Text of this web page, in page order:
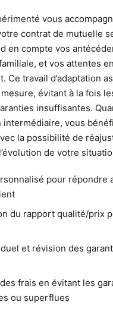
vous
contrat de mutuelle
en compte vos
et vos attentes
Ce travail d’adaptation
évitant à la fois
insuffisantes.
vous
la possibilité de
de votre
pour répondre
du rapport qualité/prix
et révision des
frais en évitant les
ou superflues